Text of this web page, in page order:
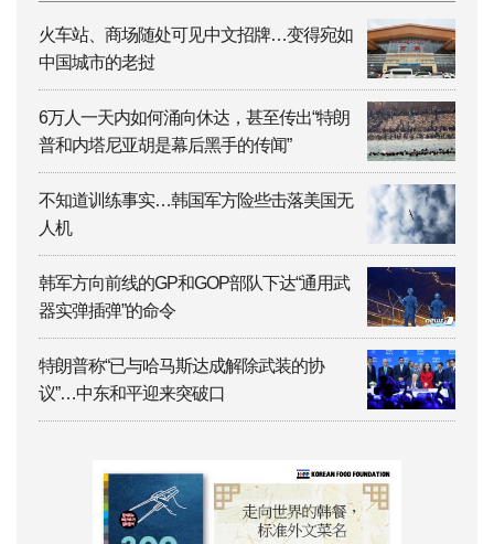
火车站、商场随处可见中文招牌…变得宛如
中国城市的老挝
6万人一天内如何涌向休达，甚至传出“特朗
普和内塔尼亚胡是幕后黑手的传闻”
不知道训练事实…韩国军方险些击落美国无
人机
韩军方向前线的GP和GOP部队下达“通用武
器实弹插弹”的命令
特朗普称“已与哈马斯达成解除武装的协
议”…中东和平迎来突破口